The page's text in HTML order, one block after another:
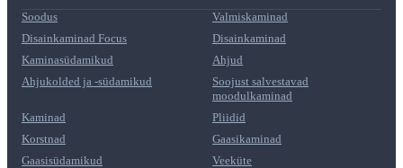
Soodus
Valmiskaminad
Disainkaminad Focus
Disainkaminad
Kaminasüdamikud
Ahjud
Ahjukolded ja -südamikud
Soojust salvestavad
moodulkaminad
Kaminad
Pliidid
Korstnad
Gaasikaminad
Gaasisüdamikud
Veeküte